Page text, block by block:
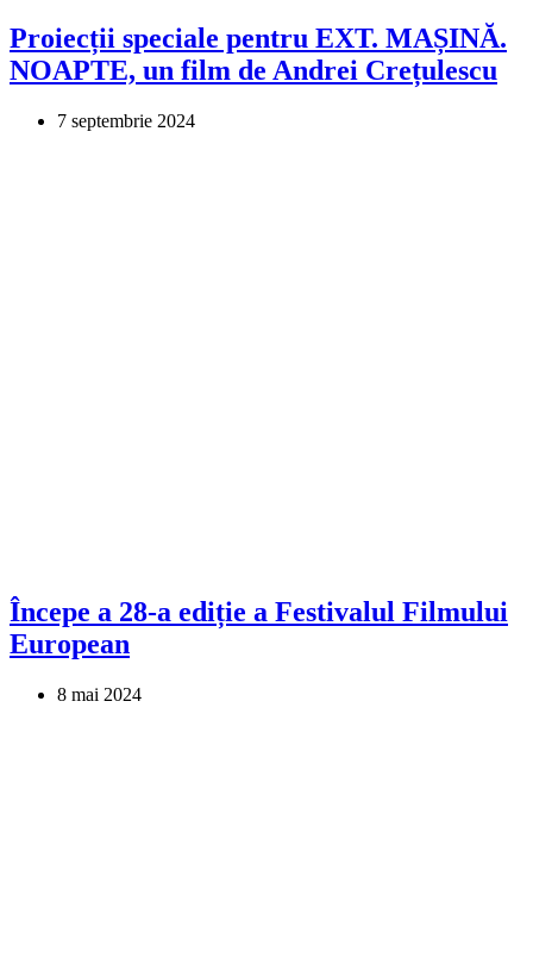
Proiecții speciale pentru EXT. MAȘINĂ.
NOAPTE, un film de Andrei Crețulescu
7 septembrie 2024
Începe a 28-a ediție a Festivalul Filmului
European
8 mai 2024